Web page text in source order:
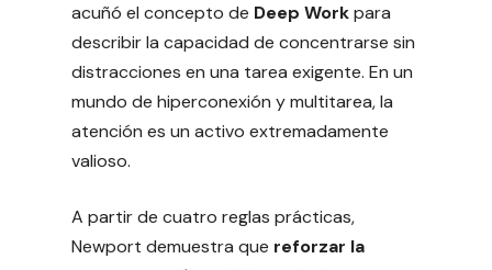
acuñó el concepto de Deep Workpara
describir la capacidad de concentrarse sin
distracciones en una tarea exigente. En un
mundo de hiperconexión y multitarea, la
atención es un activo extremadamente
valioso.
A partir de cuatro reglas prácticas,
Newport demuestra que reforzar la